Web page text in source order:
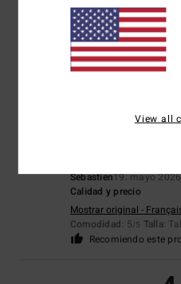
Mostrar original - Français
: 5/5 Relación calidad-
/5 Color: 5/5
Recomiendo este producto
Sebastien19. mayo 2026
Calidad y precio
Mostrar original -
Comodidad: 5/5 Talla:
Recomiendo este
View all